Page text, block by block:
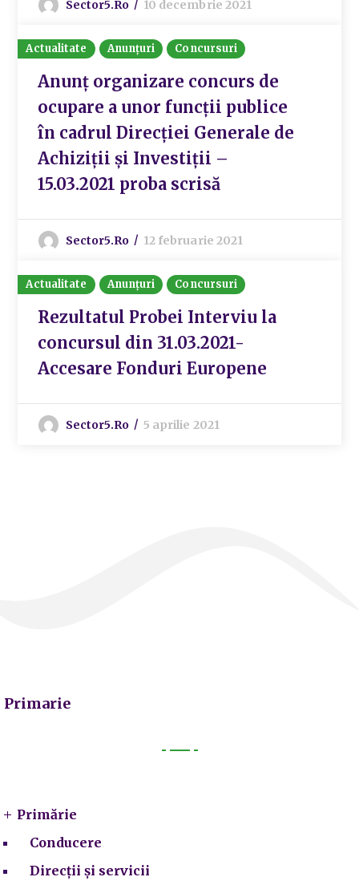
Sector5.ro 10 decembrie 2021
Actualitate Anunțuri Concursuri
Anunț organizare concurs de
ocupare a unor funcții publice
în cadrul Direcției Generale de
Achiziții și Investiții –
15.03.2021 proba scrisă
Sector5.ro 12 februarie 2021
Actualitate Anunțuri Concursuri
Rezultatul Probei Interviu la
concursul din 31.03.2021-
Accesare Fonduri Europene
Sector5.ro 5 aprilie 2021
Primarie
Primărie
Conducere
Direcții și servicii